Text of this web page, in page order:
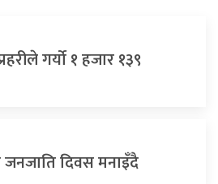
गर्यो १ हजार १३९
जनजाति दिवस मनाइँदै